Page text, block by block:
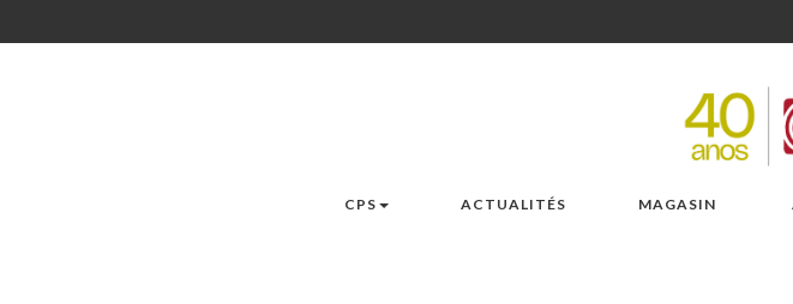
CPS ACTUALITÉS MAGASIN